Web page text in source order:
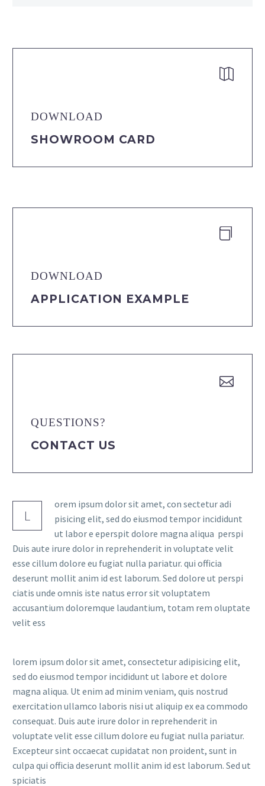


DOWNLOAD
SHOWROOM CARD


DOWNLOAD
APPLICATION EXAMPLE


QUESTIONS?
CONTACT US
L
orem ipsum dolor sit amet, con sectetur adi
pisicing elit, sed do eiusmod tempor incididunt
ut labor e eperspit dolore magna aliqua perspi
Duis aute irure dolor in reprehenderit in voluptate velit
esse cillum dolore eu fugiat nulla pariatur. qui officia
deserunt mollit anim id est laborum. Sed dolore ut perspi
ciatis unde omnis iste natus error sit voluptatem
accusantium doloremque laudantium, totam rem oluptate
velit ess
lorem ipsum dolor sit amet, consectetur adipisicing elit,
sed do eiusmod tempor incididunt ut labore et dolore
magna aliqua. Ut enim ad minim veniam, quis nostrud
exercitation ullamco laboris nisi ut aliquip ex ea commodo
consequat. Duis aute irure dolor in reprehenderit in
voluptate velit esse cillum dolore eu fugiat nulla pariatur.
Excepteur sint occaecat cupidatat non proident, sunt in
culpa qui officia deserunt mollit anim id est laborum. Sed ut
spiciatis